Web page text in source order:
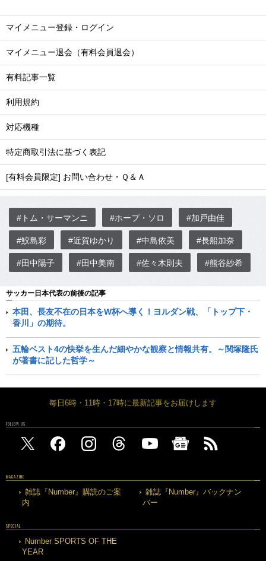
マイメニュー登録・ログイン
マイメニュー退会（有料会員退会）
有料記事一覧
利用規約
対応機種
特定商取引法に基づく表記
[有料会員限定] お問い合わせ・Ｑ＆Ａ
#トム・サーマンニ #ホープ・ソロ #加戸由佳
#鮫島彩 #近賀ゆかり #中島依美 #長船加奈
#田中陽子 #田中美南 #佐々木則夫 #熊谷紗希
サッカー日本代表の前後の記事
本田、長友不在の日本をW杯へ導く！ヨルダン戦、「トップ下・
香川」の期待。
五輪ベスト4の快挙を生んだ細やかな観察と情報共有。～関塚隆氏
が著書に記した哲学～
毎日6時・11時・17時に最新記事をお届けします
FOLLOW US
MAGAZINE
雑誌『Number』購読のご案
内
雑誌『Number』バックナン
バー
SPECIAL
Number SPORTS OF THE
YEAR